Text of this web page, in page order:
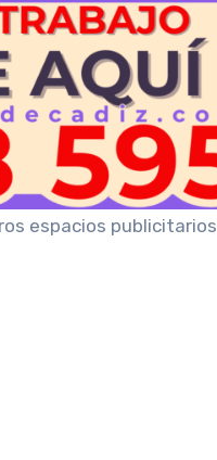
espacios publicitarios